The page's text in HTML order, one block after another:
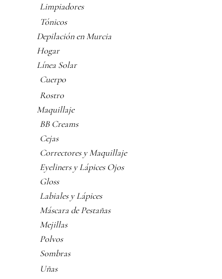
Limpiadores
Tónicos
Depilación en Murcia
Hogar
Línea Solar
Cuerpo
Rostro
Maquillaje
BB Creams
Cejas
Correctores y Maquillaje
Eyeliners y Lápices Ojos
Gloss
Labiales y Lápices
Máscara de Pestañas
Mejillas
Polvos
Sombras
Uñas